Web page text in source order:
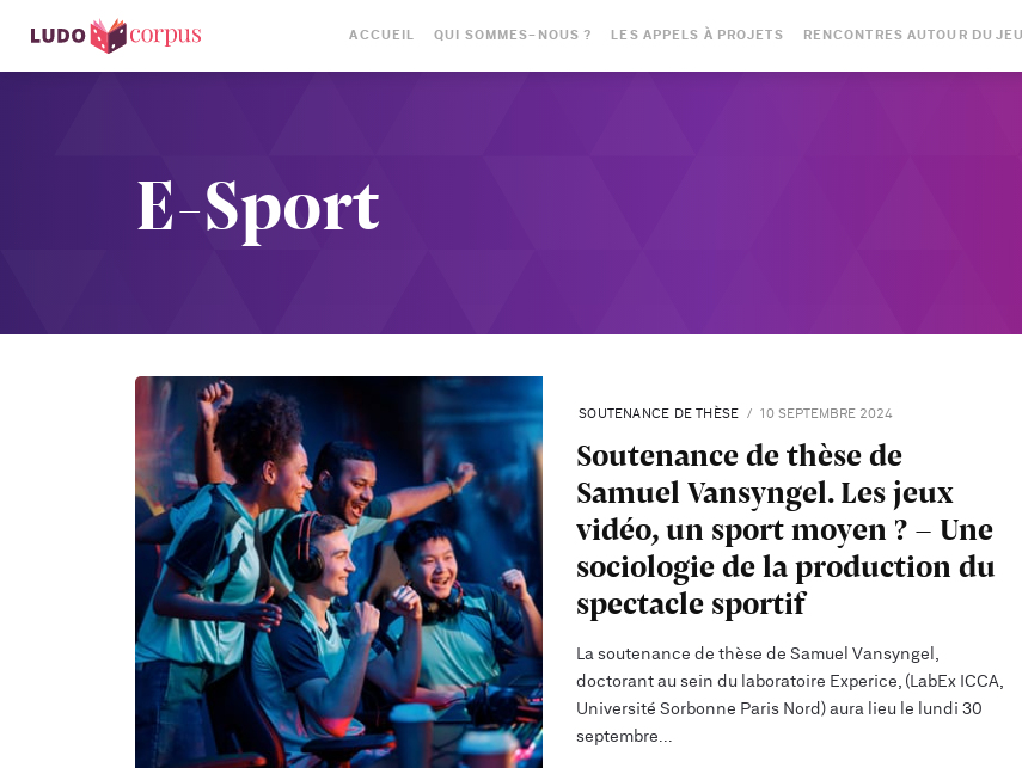
ACCUEIL QUI SOMMES-NOUS ? LES APPELS À PROJETS RENCONTRES AUTOUR DU JEU
E-Sport
SOUTENANCE DE THÈSE 10 SEPTEMBRE 2024
Soutenance de thèse de
Samuel Vansyngel. Les jeux
vidéo, un sport moyen ? - Une
sociologie de la production du
spectacle sportif
La soutenance de thèse de Samuel Vansyngel,
doctorant au sein du laboratoire Experice, (LabEx ICCA,
Université Sorbonne Paris Nord) aura lieu le lundi 30
septembre